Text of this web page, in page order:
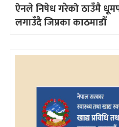
ऐनले निषेध गरेको ठाउँमै
लगाउँदै जिप्रका काठमाडौँ